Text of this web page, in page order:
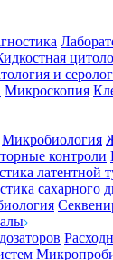
и
Микроскопия
Микробиология
контроли
латентной
сахарного